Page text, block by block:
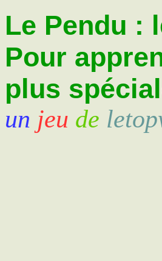
Le Pendu :
Pour
plus
un jeu de